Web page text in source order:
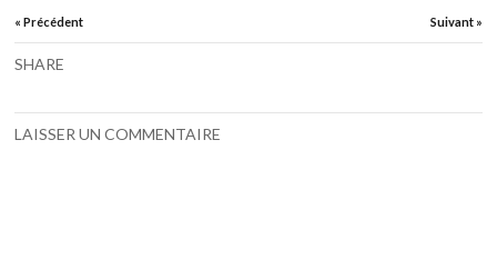
« Précédent Suivant »
SHARE
LAISSER UN COMMENTAIRE